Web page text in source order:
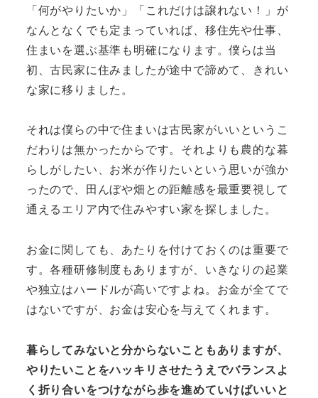
「何がやりたいか」「これだけは譲れない！」が
なんとなくでも定まっていれば、移住先や仕事、
住まいを選ぶ基準も明確になります。僕らは当
初、古民家に住みましたが途中で諦めて、きれい
な家に移りました。
それは僕らの中で住まいは古民家がいいというこ
だわりは無かったからです。それよりも農的な暮
らしがしたい、お米が作りたいという思いが強か
ったので、田んぼや畑との距離感を最重要視して
通えるエリア内で住みやすい家を探しました。
お金に関しても、あたりを付けておくのは重要で
す。各種研修制度もありますが、いきなりの起業
や独立はハードルが高いですよね。お金が全てで
はないですが、お金は安心を与えてくれます。
暮らしてみないと分からないこともありますが、
やりたいことをハッキリさせたうえでバランスよ
く折り合いをつけながら歩を進めていけばいいと